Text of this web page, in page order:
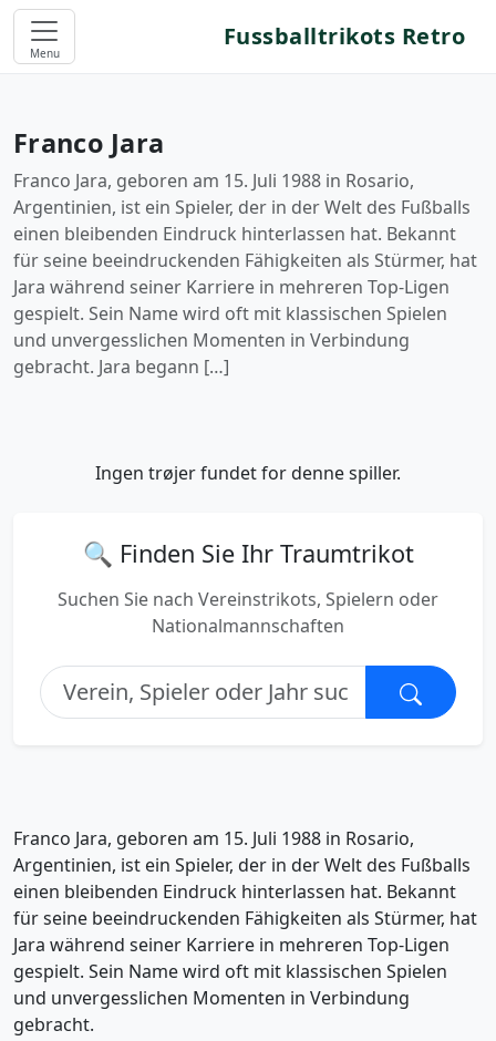
Menu
Fussballtrikots Retro
Franco Jara
Franco Jara, geboren am 15. Juli 1988 in Rosario,
Argentinien, ist ein Spieler, der in der Welt des Fußballs
einen bleibenden Eindruck hinterlassen hat. Bekannt
für seine beeindruckenden Fähigkeiten als Stürmer, hat
Jara während seiner Karriere in mehreren Top-Ligen
gespielt. Sein Name wird oft mit klassischen Spielen
und unvergesslichen Momenten in Verbindung
gebracht. Jara begann […]
Ingen trøjer fundet for denne spiller.
🔍 Finden Sie Ihr Traumtrikot
Suchen Sie nach Vereinstrikots, Spielern oder
Nationalmannschaften
Franco Jara, geboren am 15. Juli 1988 in Rosario,
Argentinien, ist ein Spieler, der in der Welt des Fußballs
einen bleibenden Eindruck hinterlassen hat. Bekannt
für seine beeindruckenden Fähigkeiten als Stürmer, hat
Jara während seiner Karriere in mehreren Top-Ligen
gespielt. Sein Name wird oft mit klassischen Spielen
und unvergesslichen Momenten in Verbindung
gebracht.